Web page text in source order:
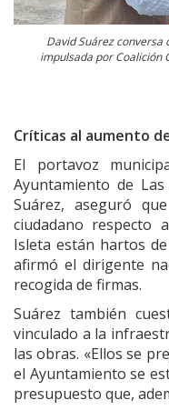
David Suárez
impulsada por Coalición
Críticas al aumento
El portavoz
Ayuntamiento de
Suárez, aseguró
ciudadano respecto
Isleta están hartos
afirmó el dirigente
recogida de firmas.
Suárez también
vinculado a la
las obras. «Ellos se
el Ayuntamiento se
presupuesto que,